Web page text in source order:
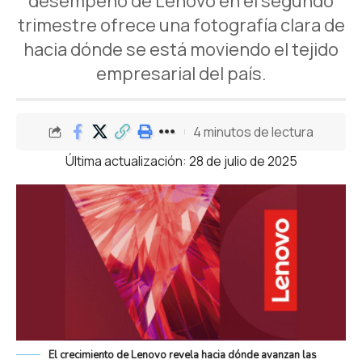
trimestre ofrece una fotografía clara de
hacia dónde se está moviendo el tejido
empresarial del país.
Última actualización: 28 de julio de 2025
4 minutos de lectura
El crecimiento de Lenovo revela hacia dónde avanzan las